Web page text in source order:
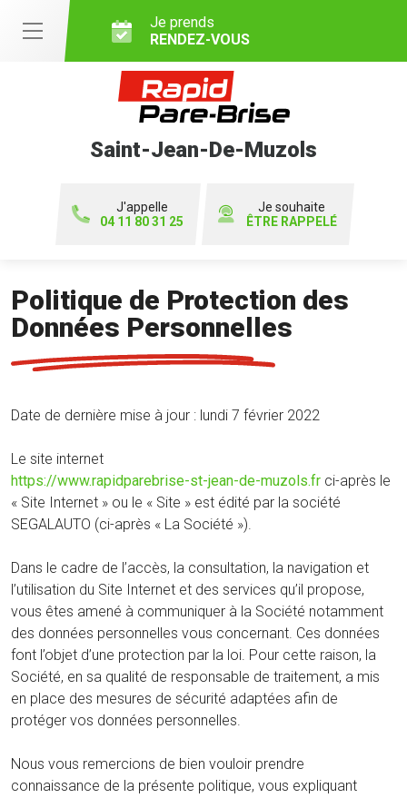
Je prends
RENDEZ-VOUS
Saint-Jean-De-Muzols
J'appelle
04 11 80 31 25
Je souhaite
ÊTRE RAPPELÉ
Politique de Protection des
Données Personnelles
Date de dernière mise à jour : lundi 7 février 2022
Le site internet
https://www.rapidparebrise-st-jean-de-muzols.fr ci-après le
« Site Internet » ou le « Site » est édité par la société
SEGALAUTO (ci-après « La Société »).
Dans le cadre de l’accès, la consultation, la navigation et
l’utilisation du Site Internet et des services qu’il propose,
vous êtes amené à communiquer à la Société notamment
des données personnelles vous concernant. Ces données
font l’objet d’une protection par la loi. Pour cette raison, la
Société, en sa qualité de responsable de traitement, a mis
en place des mesures de sécurité adaptées afin de
protéger vos données personnelles.
Nous vous remercions de bien vouloir prendre
connaissance de la présente politique, vous expliquant